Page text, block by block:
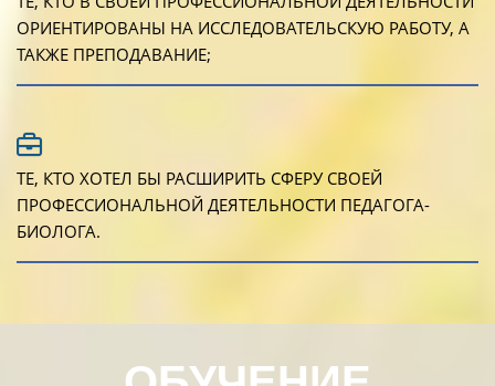
ОРИЕНТИРОВАНЫ НА ИССЛЕДОВАТЕЛЬСКУЮ РАБОТУ, А
ТАКЖЕ ПРЕПОДАВАНИЕ;
ТЕ, КТО ХОТЕЛ БЫ РАСШИРИТЬ СФЕРУ СВОЕЙ
ПРОФЕССИОНАЛЬНОЙ ДЕЯТЕЛЬНОСТИ ПЕДАГОГА-
БИОЛОГА.